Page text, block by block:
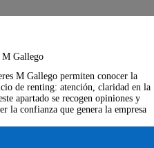
M Gallego
M Gallego permiten conocer la
de renting: atención, claridad en la
apartado se recogen opiniones y
la confianza que genera la empresa